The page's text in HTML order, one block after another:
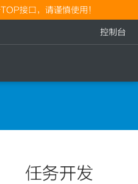
接口，请谨慎使用！
控制台
任务开发